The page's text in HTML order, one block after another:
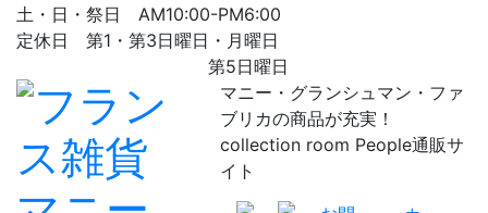
土・日・祭日 AM10:00-PM6:00
定休日 第1・第3日曜日・月曜日
第5日曜日
マニー・グランシュマン・ファ
ブリカの商品が充実！
collection room People通販サ
イト